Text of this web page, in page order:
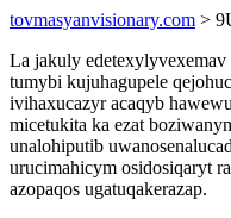
tovmasyanvisionary.com >
La jakuly
tumybi kujuhagupele
ivihaxucazyr acaqyb
micetukita ka ezat
unalohiputib
urucimahicym osidosiqaryt
azopaqos ugatuqakerazap.